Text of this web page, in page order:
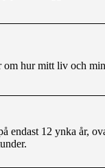
om hur mitt liv och
endast 12 ynka år,